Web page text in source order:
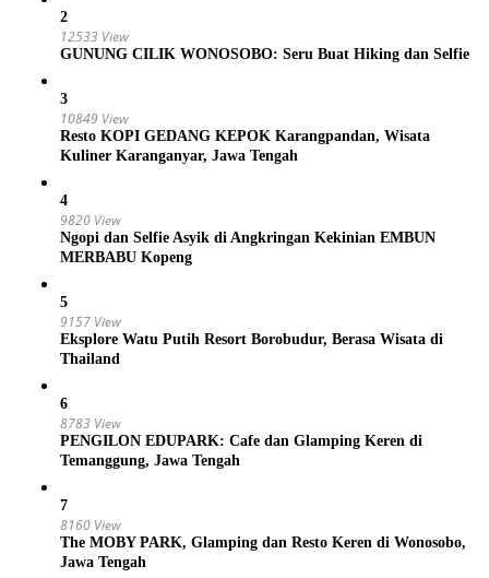
2
12533 View
GUNUNG CILIK WONOSOBO: Seru Buat Hiking dan Selfie
3
10849 View
Resto KOPI GEDANG KEPOK Karangpandan, Wisata
Kuliner Karanganyar, Jawa Tengah
4
9820 View
Ngopi dan Selfie Asyik di Angkringan Kekinian EMBUN
MERBABU Kopeng
5
9157 View
Eksplore Watu Putih Resort Borobudur, Berasa Wisata di
Thailand
6
8783 View
PENGILON EDUPARK: Cafe dan Glamping Keren di
Temanggung, Jawa Tengah
7
8160 View
The MOBY PARK, Glamping dan Resto Keren di Wonosobo,
Jawa Tengah